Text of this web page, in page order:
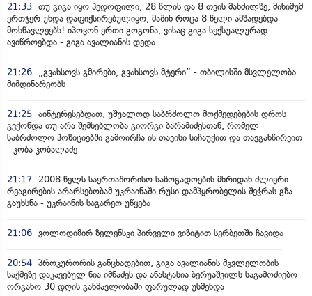
21:33 თუ გიგა იყო პედოფილი, 28 წლის და 8 თვის მანძილზე, მინიმუმ
ერთჯერ უნდა დაფიქსირებულიყო, მაშინ როცა 8 წელი ამზადებდა
მოსწავლეებს! იპოვონ ერთი გოგონა, ვისაც გიგა სექსუალურად
ავიწროებდა - გიგა ავალიანის დედა
21:26
„გვახსოვს გმირები, გვახსოვს მტერი” - თბილისში მსვლელობა
მიმდინარეობს
21:25 აინტერესებდათ, უშუალოდ საბრძოლო მოქმედებების დროს
გვქონდა თუ არა შემხებლობა გიორგი ბარამიძესთან, რომელ
საბრძოლო პოზიციებში გამოირჩა ის თავისი სიჩაუქით და თავგანწირვით
- კობა კობალაძე
21:17
2008 წელს საერთაშორისო საზოგადოების მხრიდან ძლიერი
რეაგირების არარსებობამ უკრაინაში რუსი დამპყრობელის შეჭრას გზა
გაუხსნა - უკრაინის საგარეო უწყება
21:06 ვოლოდიმირ ზელენსკი პირველი ვიზიტით სერბეთში ჩავიდა
20:54 პროკურორის განცხადებით, გიგა ავალიანის მკვლელობის
საქმეზე დაკავებულ ნია იმნაძეს და ანასტასია ბერუაშვილს საგამოძიებო
ორგანო 30 დღის განმავლობაში ფარულად უსმენდა